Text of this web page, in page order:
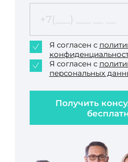
Получить
Я согласен с
Я согласен с
персональных